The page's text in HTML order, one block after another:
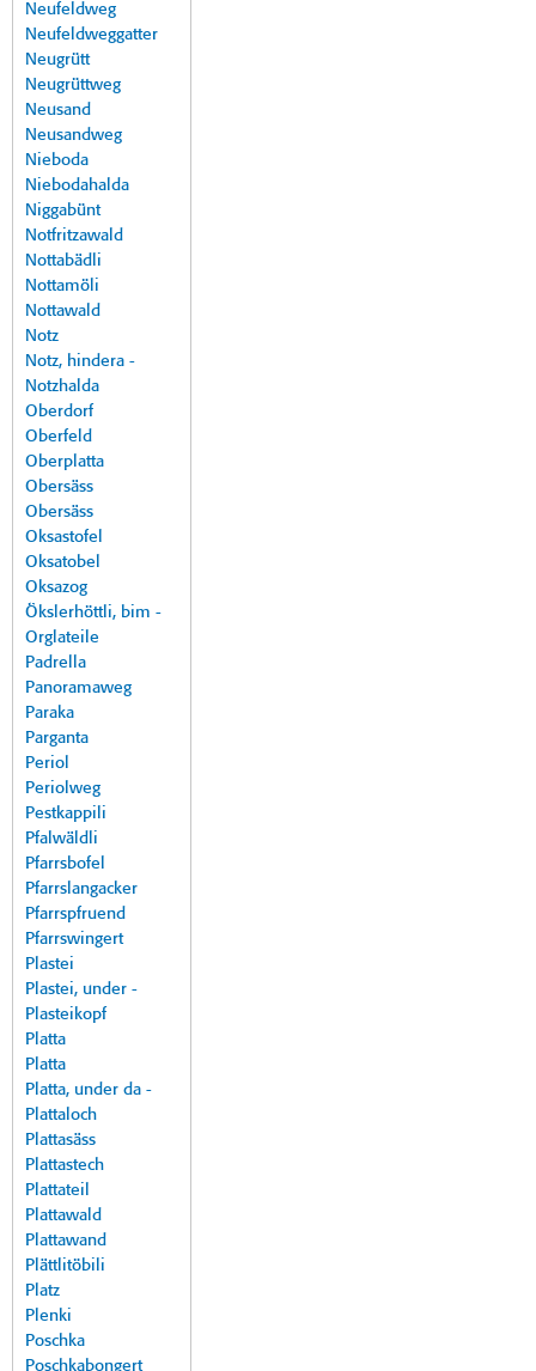
Neufeldweg
Neufeldweggatter
Neugrütt
Neugrüttweg
Neusand
Neusandweg
Nieboda
Niebodahalda
Niggabünt
Notfritzawald
Nottabädli
Nottamöli
Nottawald
Notz
Notz, hindera -
Notzhalda
Oberdorf
Oberfeld
Oberplatta
Obersäss
Obersäss
Oksastofel
Oksatobel
Oksazog
Ökslerhöttli, bim -
Orglateile
Padrella
Panoramaweg
Paraka
Parganta
Periol
Periolweg
Pestkappili
Pfalwäldli
Pfarrsbofel
Pfarrslangacker
Pfarrspfruend
Pfarrswingert
Plastei
Plastei, under -
Plasteikopf
Platta
Platta
Platta, under da -
Plattaloch
Plattasäss
Plattastech
Plattateil
Plattawald
Plattawand
Plättlitöbili
Platz
Plenki
Poschka
Poschkabongert